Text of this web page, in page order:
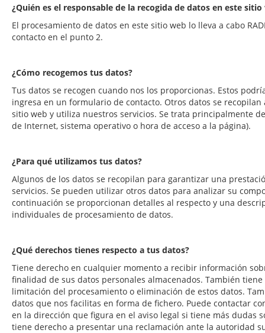
¿Quién es el responsable de la recogida de datos en este sitio
El procesamiento de datos en este sitio web lo lleva a cabo
contacto en el punto 2.
¿Cómo recogemos tus datos?
Tus datos se recogen cuando nos los proporcionas. Estos
ingresa en un formulario de contacto. Otros datos se
sitio web y utiliza nuestros servicios. Se trata principalmente
de Internet, sistema operativo o hora de acceso a la página).
¿Para qué utilizamos tus datos?
Algunos de los datos se recopilan para garantizar una
servicios. Se pueden utilizar otros datos para analizar su
continuación se proporcionan detalles al respecto y una
individuales de procesamiento de datos.
¿Qué derechos tienes respecto a tus datos?
Tiene derecho en cualquier momento a recibir información
finalidad de sus datos personales almacenados. También
limitación del procesamiento o eliminación de estos datos.
datos que nos facilitas en forma de fichero. Puede contactar
en la dirección que figura en el aviso legal si tiene más dudas
tiene derecho a presentar una reclamación ante la autoridad